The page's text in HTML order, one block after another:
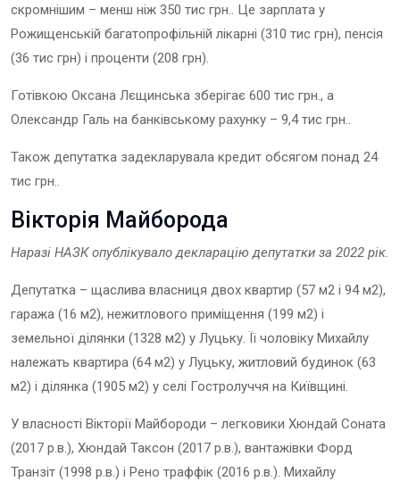
скромнішим – менш ніж 350 тис грн.. Це зарплата у
Рожищенській багатопрофільній лікарні (310 тис грн), пенсія
(36 тис грн) і проценти (208 грн).
Готівкою Оксана Лєщинська зберігає 600 тис грн., а
Олександр Галь на банківському рахунку – 9,4 тис грн..
Також депутатка задекларувала кредит обсягом понад 24
тис грн..
Вікторія Майборода
Наразі НАЗК опублікувало декларацію депутатки за 2022 рік.
Депутатка – щаслива власниця двох квартир (57 м2 і 94 м2),
гаража (16 м2), нежитлового приміщення (199 м2) і
земельної ділянки (1328 м2) у Луцьку. Її чоловіку Михайлу
належать квартира (64 м2) у Луцьку, житловий будинок (63
м2) і ділянка (1905 м2) у селі Гостролуччя на Київщині.
У власності Вікторії Майбороди – легковики Хюндай Соната
(2017 р.в.), Хюндай Таксон (2017 р.в.), вантажівки Форд
Транзіт (1998 р.в.) і Рено траффік (2016 р.в.). Михайлу